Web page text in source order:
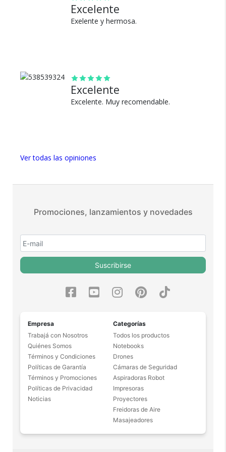
Excelente
Exelente y hermosa.
Excelente
Excelente. Muy recomendable.
Ver todas las opiniones
100% de calificaciones
Más de 15.000 comentarios
positivos en todos nuestros
productos.
nosotros.
Promociones, lanzamientos y novedades
Suscribirse
Empresa
Trabajá con Nosotros
Quiénes Somos
Términos y Condiciones
Políticas de Garantía
Términos y Promociones
Políticas de Privacidad
Noticias
Categorías
Todos los productos
Notebooks
Drones
Cámaras de Seguridad
Aspiradoras Robot
Impresoras
Proyectores
Freidoras de Aire
Masajeadores